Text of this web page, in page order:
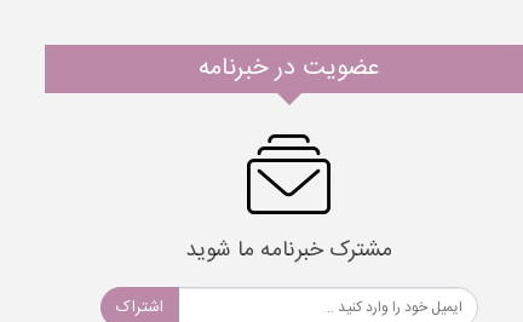
عضویت در خبرنامه
مشترک خبرنامه ما شوید
اشتراک